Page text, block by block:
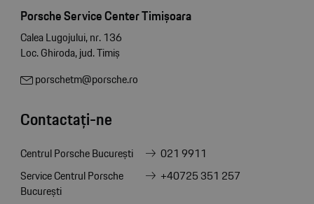
Porsche Service Center Timișoara
Calea Lugojului, nr. 136
Loc. Ghiroda, jud. Timiș
porschetm@porsche.ro
Contactați-ne
Centrul Porsche București
021 9911
Service Centrul Porsche
București
+40725 351 257